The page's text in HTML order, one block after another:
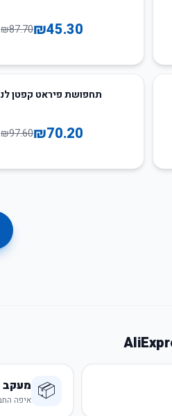
₪45.30
₪87.70
תחפושת פיראט קפטן
₪70.20
₪97.60
📦 מעקב
איפה